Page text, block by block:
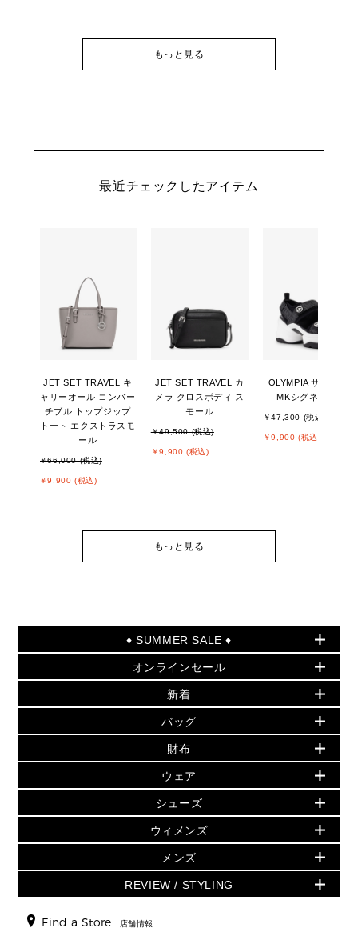
もっと見る
最近チェックしたアイテム
JET SET TRAVEL キ
ャリーオール コンバー
チブル トップジップ
トート エクストラスモ
ール
￥66,000 (税込)
￥9,900 (税込)
JET SET TRAVEL カ
メラ クロスボディ ス
モール
￥49,500 (税込)
￥9,900 (税込)
OLYMPIA サンダル -
MKシグネチャー
￥47,300 (税込)
￥9,900 (税込)
もっと見る
♦ SUMMER SALE ♦
セールおすすめアイテム
▶ ウィメンズ
バッグ
小物
シューズ・靴
ウェア
アクセサリー
時計
▶ メンズ
バッグ
オンラインセール
PRODUCT OF THE MONTH - 今月の特別価格
再値下げアイテム
追加アイテム
▶ ウィメンズすべて(ウェア・シューズ除く)
バッグ
財布・小物
ウェア
シューズ
時計・ジュエリー
アクセサリー
新着
夏のスタイル
▶ すべて
▶ ウィメンズすべて
財布・小物
アクセサリー
フレグランス
シューズ
▶ メンズすべて
バッグ
人気の定番アイテム
日本限定 - バッグ
▶ ウィメンズすべて
トートバッグ
ショルダーバッグ
クロスボディ・斜め掛け
トラベル
財布
日本限定 - 財布・小物
▶ ウィメンズすべて
GREENWICH
折り財布(二つ折り・三つ折り)
長財布
ウェア
▶ ウィメンズすべて
トップス
スカート・パンツ
ジャケット・アウター
▶ メンズすべて
シューズ
▶ ウィメンズすべて
サンダル
スニーカー
▶ メンズすべて
ウィメンズ
人気の定番アイテム
▶ ウィメンズすべて
メンズ
▶ メンズすべて
REVIEW / STYLING
Find a Store 店舗情報